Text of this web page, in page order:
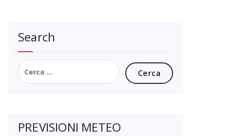
Search
Ricerca
per:
PREVISIONI METEO